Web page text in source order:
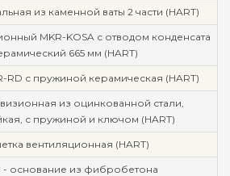
из каменной ваты 2 части (HART)
MKR-KOSA с отводом конденсата
665 мм (HART)
RD с пружиной керамическая (HART)
из оцинкованной стали,
с пружиной и ключом (HART)
вентиляционная (HART)
- основание из фибробетона